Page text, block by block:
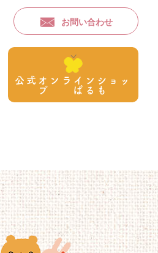
お問い合わせ
公式オンラインショッ
プ ぱるも